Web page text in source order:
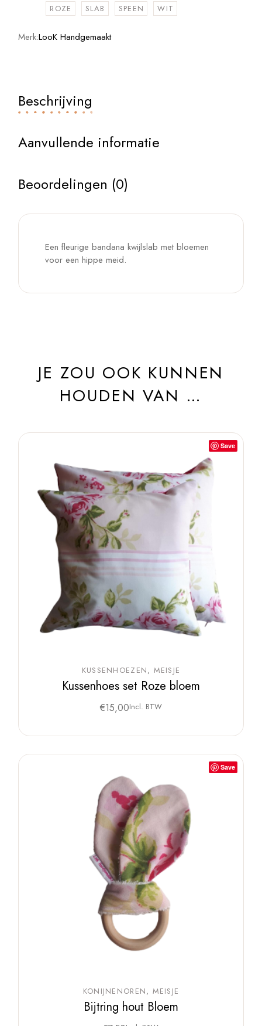
ROZE
SLAB SPEEN WIT
Merk:LooK Handgemaakt
Beschrijving
Aanvullende informatie
Beoordelingen (0)
Een fleurige bandana kwijlslab met bloemen
voor een hippe meid.
JE ZOU OOK KUNNEN
HOUDEN VAN …
Save
KUSSENHOEZEN MEISJE
Kussenhoes set Roze bloem
€15,00Incl. BTW
Save
KONIJNENOREN MEISJE
Bijtring hout Bloem